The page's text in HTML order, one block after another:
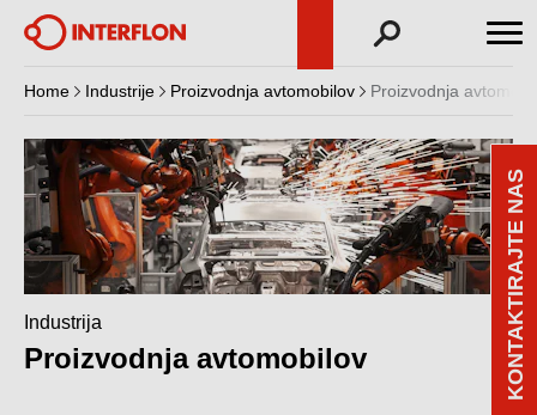
Home Industrije Proizvodnja avtomobilov Proizvodnja
Industrija
Proizvodnja avtomobilov KONTAKTIRAJTE NAS